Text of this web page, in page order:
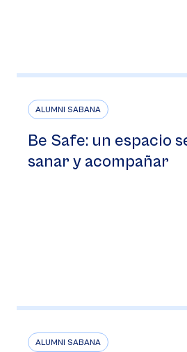
ALUMNI SABANA
Be Safe: un espacio
sanar y acompañar
ALUMNI SABANA